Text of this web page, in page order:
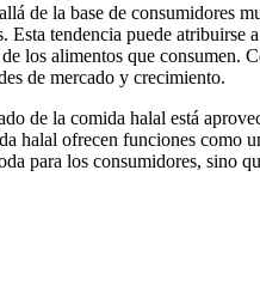
de la base de consumidores
tendencia puede atribuirse
los alimentos que consumen.
de mercado y crecimiento.
de la comida halal está
halal ofrecen funciones como
para los consumidores, sino